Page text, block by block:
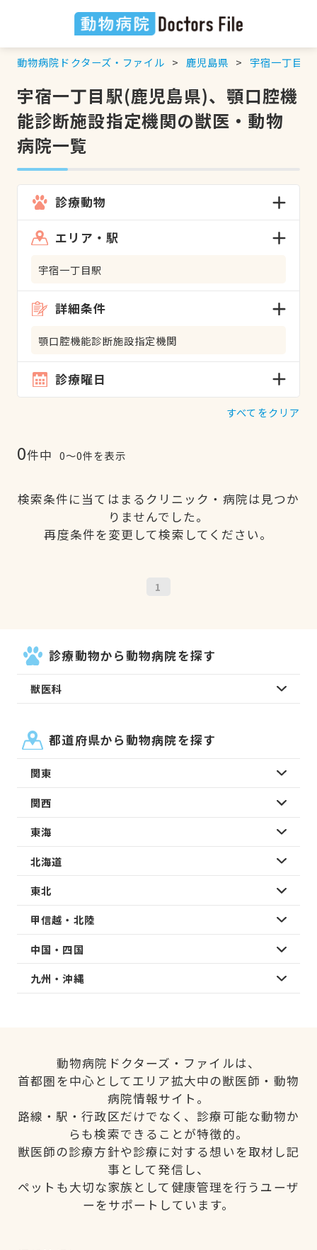
動物病院ドクターズ・ファイル 鹿児島県 宇宿一丁目駅
宇宿一丁目駅(鹿児島県)、顎口腔機
能診断施設指定機関の獣医・動物
病院一覧
診療動物
エリア・駅
宇宿一丁目駅
詳細条件
顎口腔機能診断施設指定機関
診療曜日
すべてをクリア
0件中 0〜0件を表示
検索条件に当てはまるクリニック・病院は見つか
りませんでした。
再度条件を変更して検索してください。
1
診療動物から動物病院を探す
獣医科
都道府県から動物病院を探す
関東
関西
東海
北海道
東北
甲信越・北陸
中国・四国
九州・沖縄
動物病院ドクターズ・ファイルは、
首都圏を中心としてエリア拡大中の獣医師・動物
病院情報サイト。
路線・駅・行政区だけでなく、診療可能な動物か
らも検索できることが特徴的。
獣医師の診療方針や診療に対する想いを取材し記
事として発信し、
ペットも大切な家族として健康管理を行うユーザ
ーをサポートしています。